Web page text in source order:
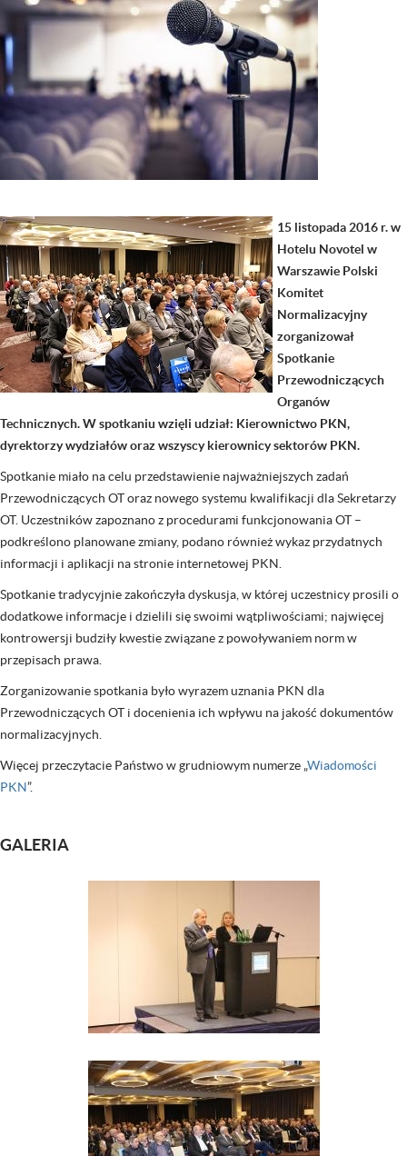
15 listopada 2016 r. w
Hotelu Novotel w
Warszawie Polski
Komitet
Normalizacyjny
zorganizował
Spotkanie
Przewodniczących
Organów
Technicznych. W spotkaniu wzięli udział: Kierownictwo PKN,
dyrektorzy wydziałów oraz wszyscy kierownicy sektorów PKN.
Spotkanie miało na celu przedstawienie najważniejszych zadań
Przewodniczących OT oraz nowego systemu kwalifikacji dla Sekretarzy
OT. Uczestników zapoznano z procedurami funkcjonowania OT –
podkreślono planowane zmiany, podano również wykaz przydatnych
informacji i aplikacji na stronie internetowej PKN.
Spotkanie tradycyjnie zakończyła dyskusja, w której uczestnicy prosili o
dodatkowe informacje i dzielili się swoimi wątpliwościami; najwięcej
kontrowersji budziły kwestie związane z powoływaniem norm w
przepisach prawa.
Zorganizowanie spotkania było wyrazem uznania PKN dla
Przewodniczących OT i docenienia ich wpływu na jakość dokumentów
normalizacyjnych.
Więcej przeczytacie Państwo w grudniowym numerze „Wiadomości
PKN”.
GALERIA